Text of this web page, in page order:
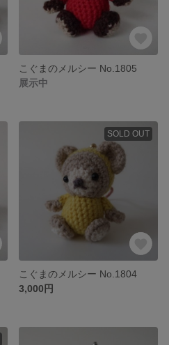
こぐまのメルシー No.1805
展示中
SOLD OUT
こぐまのメルシー No.1804
3,000円